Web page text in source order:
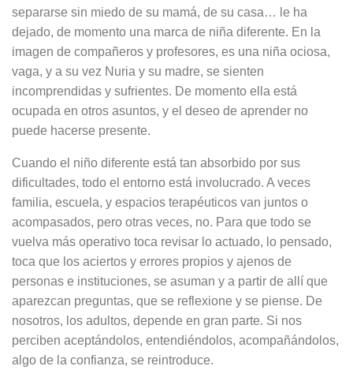
separarse sin miedo de su mamá, de su casa… le ha
dejado, de momento una marca de niña diferente. En la
imagen de compañeros y profesores, es una niña ociosa,
vaga, y a su vez Nuria y su madre, se sienten
incomprendidas y sufrientes. De momento ella está
ocupada en otros asuntos, y el deseo de aprender no
puede hacerse presente.
Cuando el niño diferente está tan absorbido por sus
dificultades, todo el entorno está involucrado. A veces
familia, escuela, y espacios terapéuticos van juntos o
acompasados, pero otras veces, no. Para que todo se
vuelva más operativo toca revisar lo actuado, lo pensado,
toca que los aciertos y errores propios y ajenos de
personas e instituciones, se asuman y a partir de allí que
aparezcan preguntas, que se reflexione y se piense. De
nosotros, los adultos, depende en gran parte. Si nos
perciben aceptándolos, entendiéndolos, acompañándolos,
algo de la confianza, se reintroduce.